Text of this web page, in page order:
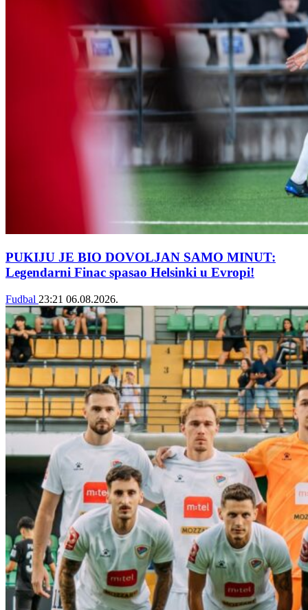
PUKIJU JE BIO DOVOLJAN SAMO MINUT:
Legendarni Finac spasao Helsinki u Evropi!
Fudbal 23:21 06.08.2026.